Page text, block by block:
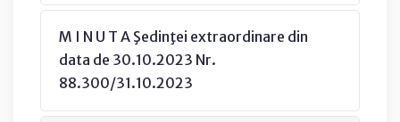
M I N U T A Şedinţei extraordinare din
data de 30.10.2023 Nr.
88.300/31.10.2023